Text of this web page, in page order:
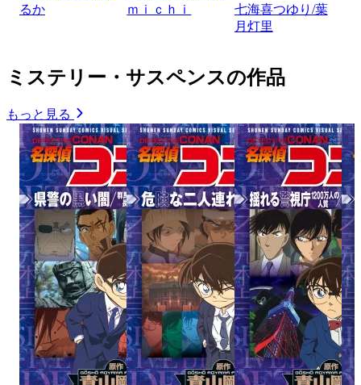
るか
ｍｉｃｈｉ
七海喜つゆり/葉
月灯里
ミステリー・サスペンスの作品
もっと見る